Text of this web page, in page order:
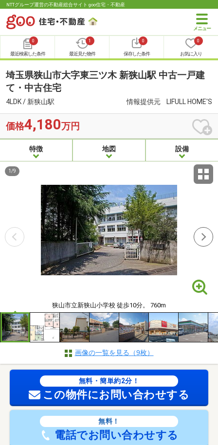
NTTグループ運営の不動産総合サイト goo住宅・不動産
0
最近検索した条件
1
最近見た物件
0
保存した条件
0
お気に入り
埼玉県狭山市大字東三ツ木 新狭山駅 中古一戸建
て・中古住宅
4LDK / 新狭山駅 情報提供元 LIFULL HOME'S
価格4,180万円
特徴 地図 設備
狭山市立新狭山小学校 徒歩10分。 760m
1 /9
画像の一覧を見る（9枚）
無料・簡単約2分！
この物件にお問い合わせする
無料！
電話でお問い合わせする